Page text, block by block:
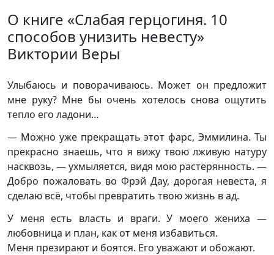
О книге «Слабая герцогиня. 10
способов унизить невесту»
Виктории Веры
Улыбаюсь и поворачиваюсь. Может он предложит
мне руку? Мне бы очень хотелось снова ощутить
тепло его ладони…
— Можно уже прекращать этот фарс, Эммилина. Ты
прекрасно знаешь, что я вижу твою лживую натуру
насквозь, — ухмыляется, видя мою растерянность. —
Добро пожаловать во Фрэй Дау, дорогая невеста, я
сделаю всё, чтобы превратить твою жизнь в ад.
У меня есть власть и враги. У моего жениха —
любовница и план, как от меня избавиться.
Меня презирают и боятся. Его уважают и обожают.